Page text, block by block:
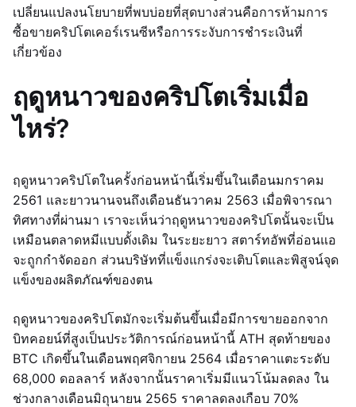
เปลี่ยนแปลงนโยบายที่พบบ่อยที่สุดบางส่วนคือการห้ามการ
ซื้อขายคริปโตเคอร์เรนซีหรือการระงับการชำระเงินที่
เกี่ยวข้อง
ฤดูหนาวของคริปโตเริ่มเมื่อ
ไหร่?
ฤดูหนาวคริปโตในครั้งก่อนหน้านี้เริ่มขึ้นในเดือนมกราคม
2561 และยาวนานจนถึงเดือนธันวาคม 2563 เมื่อพิจารณา
ทิศทางที่ผ่านมา เราจะเห็นว่าฤดูหนาวของคริปโตนั้นจะเป็น
เหมือนตลาดหมีแบบดั้งเดิม ในระยะยาว สตาร์ทอัพที่อ่อนแอ
จะถูกกำจัดออก ส่วนบริษัทที่แข็งแกร่งจะเติบโตและพิสูจน์จุด
แข็งของผลิตภัณฑ์ของตน
ฤดูหนาวของคริปโตมักจะเริ่มต้นขึ้นเมื่อมีการขายออกจาก
บิทคอยน์ที่สูงเป็นประวัติการณ์ก่อนหน้านี้ ATH สุดท้ายของ
BTC เกิดขึ้นในเดือนพฤศจิกายน 2564 เมื่อราคาแตะระดับ
68,000 ดอลลาร์ หลังจากนั้นราคาเริ่มมีแนวโน้มลดลง ใน
ช่วงกลางเดือนมิถุนายน 2565 ราคาลดลงเกือบ 70%